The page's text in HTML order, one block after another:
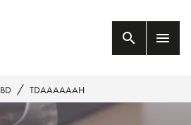
search menu
BD / TDAAAAAAH